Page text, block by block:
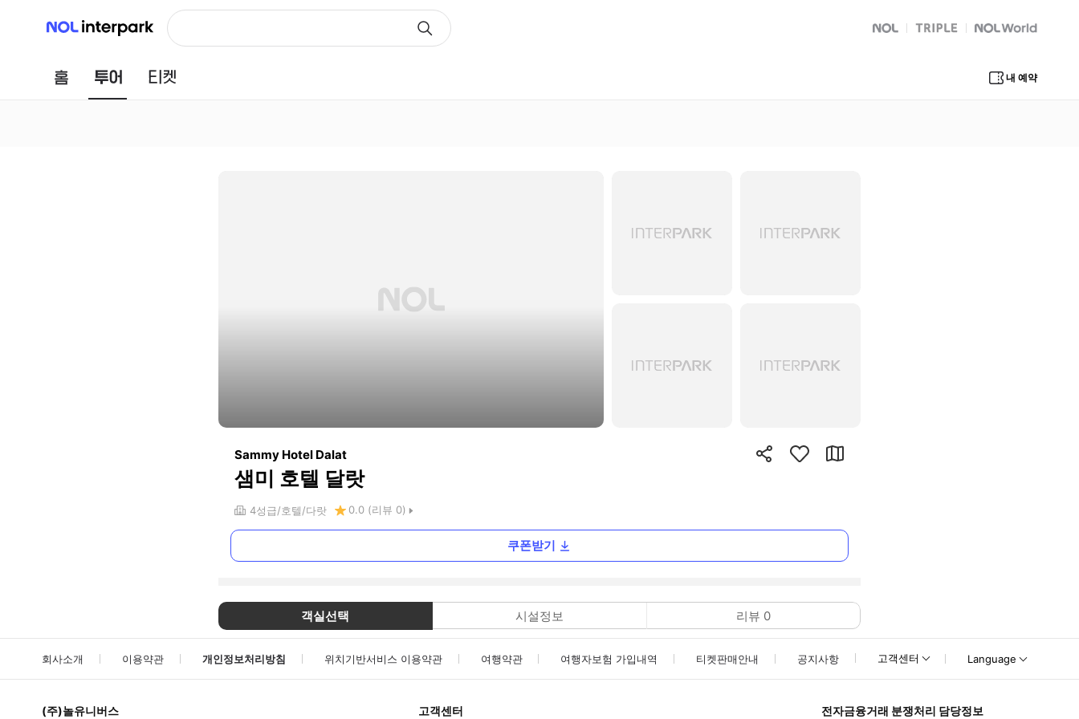
NOL 인터파크
NOL
트리플 Global Interpark
홈 투어 내 예약
Sammy Hotel Dalat
샘미 호텔 달랏
4성급 호텔 다랏 0.0 (리뷰 0)
쿠폰받기
객실선택 시설정보 리뷰 0
회사소개 이용약관 개인정보처리방침 위치기반서비스 이용약관 여행약관 여행자보험 가입내역 티켓판매안내 공지사항 고객센터 Language
(주)놀유니버스 고객센터 전자금융거래 분쟁처리 담당정보